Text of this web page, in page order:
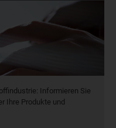
Informieren Sie
Ihre Produkte und